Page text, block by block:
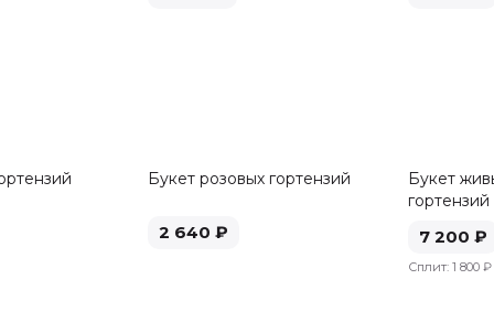
Букет розовых гортензий
2 640 ₽
Букет
гортензий
7 200 ₽
Сплит: 1 800 ₽